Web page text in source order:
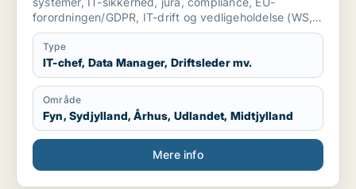
forordningen/GDPR, IT-drift og vedligeholdelse (WS,
Server, netværk). Opsætning af server, samt IT-
installationer/PC/IP-telefoner og fremdrift. Ledelse,
udvikling og implementering af større projekter i en
hel organisation. indsigt i etablering og udviklingen af
medarbejder i organisationen. Personlig udviklings
samtaler med medarbejder.
Rådgivning og sparring inden for IT-udvikling
strategier, stor teknisk indsigt, Telefoni-systemer, IT-
forretningsudvikling og service. Besidder en stor
Type
IT-chef, Data Manager, Driftsleder mv.
Område
Fyn, Sydjylland, Århus, Udlandet, Midtjylland
Mere info